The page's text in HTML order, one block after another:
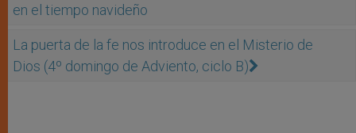
en el tiempo navideño
La puerta de la fe nos introduce en el Misterio de
Dios (4º domingo de Adviento, ciclo B)